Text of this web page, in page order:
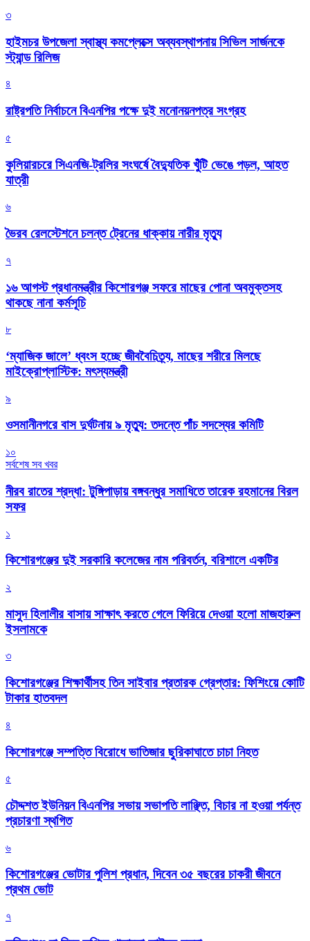
৩
হাইমচর উপজেলা স্বাস্থ্য কমপ্লেক্সে অব্যবস্থাপনায় সিভিল সার্জনকে
স্ট্যান্ড রিলিজ
৪
রাষ্ট্রপতি নির্বাচনে বিএনপির পক্ষে দুই মনোনয়নপত্র সংগ্রহ
৫
কুলিয়ারচরে সিএনজি-ট্রলির সংঘর্ষে বৈদ্যুতিক খুঁটি ভেঙে পড়ল, আহত
যাত্রী
৬
ভৈরব রেলস্টেশনে চলন্ত ট্রেনের ধাক্কায় নারীর মৃত্যু
৭
১৬ আগস্ট প্রধানমন্ত্রীর কিশোরগঞ্জ সফরে মাছের পোনা অবমুক্তসহ
থাকছে নানা কর্মসূচি
৮
‘ম্যাজিক জালে’ ধ্বংস হচ্ছে জীববৈচিত্র্য, মাছের শরীরে মিলছে
মাইক্রোপ্লাস্টিক: মৎস্যমন্ত্রী
৯
ওসমানীনগরে বাস দুর্ঘটনায় ৯ মৃত্যু: তদন্তে পাঁচ সদস্যের কমিটি
১০
সর্বশেষ সব খবর
নীরব রাতের শ্রদ্ধা: টুঙ্গিপাড়ায় বঙ্গবন্ধুর সমাধিতে তারেক রহমানের বিরল
সফর
১
কিশোরগঞ্জের দুই সরকারি কলেজের নাম পরিবর্তন, বরিশালে একটির
২
মাসুদ হিলালীর বাসায় সাক্ষাৎ করতে গেলে ফিরিয়ে দেওয়া হলো মাজহারুল
ইসলামকে
৩
কিশোরগঞ্জের শিক্ষার্থীসহ তিন সাইবার প্রতারক গ্রেপ্তার: ফিশিংয়ে কোটি
টাকার হাতবদল
৪
কিশোরগঞ্জে সম্পত্তি বিরোধে ভাতিজার ছুরিকাঘাতে চাচা নিহত
৫
চৌদ্দশত ইউনিয়ন বিএনপির সভায় সভাপতি লাঞ্ছিত, বিচার না হওয়া পর্যন্ত
প্রচারণা স্থগিত
৬
কিশোরগঞ্জের ভোটার পুলিশ প্রধান, দিবেন ৩৫ বছরের চাকরী জীবনে
প্রথম ভোট
৭